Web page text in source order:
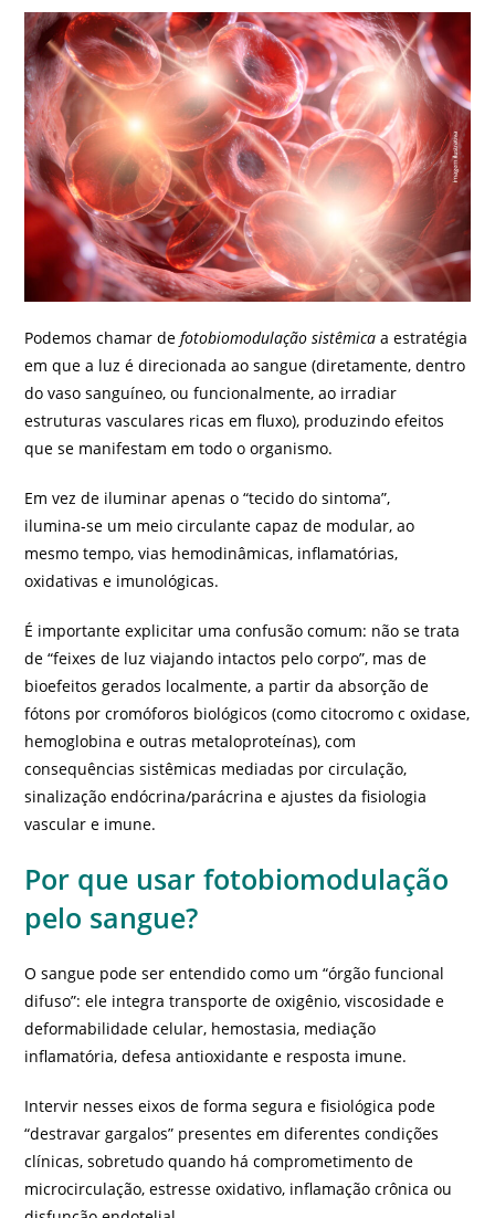
Podemos chamar de fotobiomodulação sistêmica a estratégia
em que a luz é direcionada ao sangue (diretamente, dentro
do vaso sanguíneo, ou funcionalmente, ao irradiar
estruturas vasculares ricas em fluxo), produzindo efeitos
que se manifestam em todo o organismo.
Em vez de iluminar apenas o “tecido do sintoma”,
ilumina‑se um meio circulante capaz de modular, ao
mesmo tempo, vias hemodinâmicas, inflamatórias,
oxidativas e imunológicas.
É importante explicitar uma confusão comum: não se trata
de “feixes de luz viajando intactos pelo corpo”, mas de
bioefeitos gerados localmente, a partir da absorção de
fótons por cromóforos biológicos (como citocromo c oxidase,
hemoglobina e outras metaloproteínas), com
consequências sistêmicas mediadas por circulação,
sinalização endócrina/parácrina e ajustes da fisiologia
vascular e imune.
Por que usar fotobiomodulação
pelo sangue?
O sangue pode ser entendido como um “órgão funcional
difuso”: ele integra transporte de oxigênio, viscosidade e
deformabilidade celular, hemostasia, mediação
inflamatória, defesa antioxidante e resposta imune.
Intervir nesses eixos de forma segura e fisiológica pode
“destravar gargalos” presentes em diferentes condições
clínicas, sobretudo quando há comprometimento de
microcirculação, estresse oxidativo, inflamação crônica ou